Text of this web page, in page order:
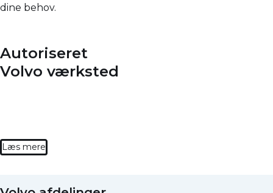
dine behov.
Autoriseret
Volvo værksted
Læs mere